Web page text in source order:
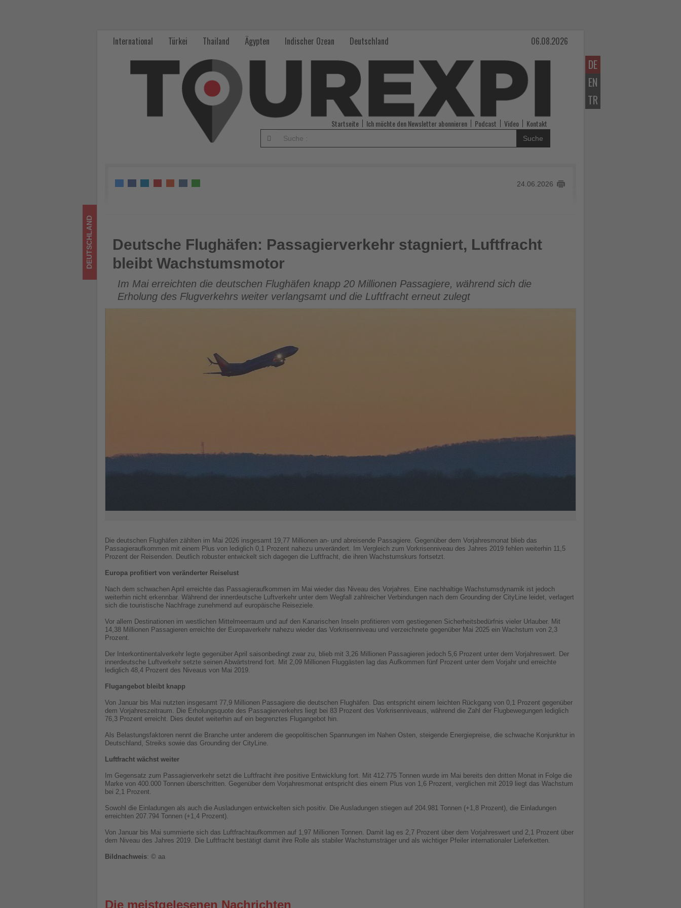
Passagierverkehr
DE
EN
TR
International Türkei Thailand Ägypten Indischer Ozean Deutschland 06.08.2026
Startseite Ich möchte den Newsletter abonnieren Podcast Video Kontakt
Suche
24.06.2026
Deutsche Flughäfen: Passagierverkehr stagniert, Luftfracht bleibt Wachstumsmotor
DEUTSCHLAND
Deutsche Flughäfen: Passagierverkehr stagniert, Luftfracht
bleibt Wachstumsmotor
Im Mai erreichten die deutschen Flughäfen knapp 20 Millionen Passagiere, während sich die
Erholung des Flugverkehrs weiter verlangsamt und die Luftfracht erneut zulegt
Die deutschen Flughäfen zählten im Mai 2026 insgesamt 19,77 Millionen an- und abreisende Passagiere. Gegenüber dem Vorjahresmonat blieb das
Passagieraufkommen mit einem Plus von lediglich 0,1 Prozent nahezu unverändert. Im Vergleich zum Vorkrisenniveau des Jahres 2019 fehlen weiterhin 11,5
Prozent der Reisenden. Deutlich robuster entwickelt sich dagegen die Luftfracht, die ihren Wachstumskurs fortsetzt.
Europa profitiert von veränderter Reiselust
Nach dem schwachen April erreichte das Passagieraufkommen im Mai wieder das Niveau des Vorjahres. Eine nachhaltige Wachstumsdynamik ist jedoch
weiterhin nicht erkennbar. Während der innerdeutsche Luftverkehr unter dem Wegfall zahlreicher Verbindungen nach dem Grounding der CityLine leidet, verlagert
sich die touristische Nachfrage zunehmend auf europäische Reiseziele.
Vor allem Destinationen im westlichen Mittelmeerraum und auf den Kanarischen Inseln profitieren vom gestiegenen Sicherheitsbedürfnis vieler Urlauber. Mit
14,38 Millionen Passagieren erreichte der Europaverkehr nahezu wieder das Vorkrisenniveau und verzeichnete gegenüber Mai 2025 ein Wachstum von 2,3
Prozent.
Der Interkontinentalverkehr legte gegenüber April saisonbedingt zwar zu, blieb mit 3,26 Millionen Passagieren jedoch 5,6 Prozent unter dem Vorjahreswert. Der
innerdeutsche Luftverkehr setzte seinen Abwärtstrend fort. Mit 2,09 Millionen Fluggästen lag das Aufkommen fünf Prozent unter dem Vorjahr und erreichte
lediglich 48,4 Prozent des Niveaus von Mai 2019.
Flugangebot bleibt knapp
Von Januar bis Mai nutzten insgesamt 77,9 Millionen Passagiere die deutschen Flughäfen. Das entspricht einem leichten Rückgang von 0,1 Prozent gegenüber
dem Vorjahreszeitraum. Die Erholungsquote des Passagierverkehrs liegt bei 83 Prozent des Vorkrisenniveaus, während die Zahl der Flugbewegungen lediglich
76,3 Prozent erreicht. Dies deutet weiterhin auf ein begrenztes Flugangebot hin.
Als Belastungsfaktoren nennt die Branche unter anderem die geopolitischen Spannungen im Nahen Osten, steigende Energiepreise, die schwache Konjunktur in
Deutschland, Streiks sowie das Grounding der CityLine.
Luftfracht wächst weiter
Im Gegensatz zum Passagierverkehr setzt die Luftfracht ihre positive Entwicklung fort. Mit 412.775 Tonnen wurde im Mai bereits den dritten Monat in Folge die
Marke von 400.000 Tonnen überschritten. Gegenüber dem Vorjahresmonat entspricht dies einem Plus von 1,6 Prozent, verglichen mit 2019 liegt das Wachstum
bei 2,1 Prozent.
Sowohl die Einladungen als auch die Ausladungen entwickelten sich positiv. Die Ausladungen stiegen auf 204.981 Tonnen (+1,8 Prozent), die Einladungen
erreichten 207.794 Tonnen (+1,4 Prozent).
Von Januar bis Mai summierte sich das Luftfrachtaufkommen auf 1,97 Millionen Tonnen. Damit lag es 2,7 Prozent über dem Vorjahreswert und 2,1 Prozent über
dem Niveau des Jahres 2019. Die Luftfracht bestätigt damit ihre Rolle als stabiler Wachstumsträger und als wichtiger Pfeiler internationaler Lieferketten.
Bildnachweis: © aa
Die meistgelesenen Nachrichten